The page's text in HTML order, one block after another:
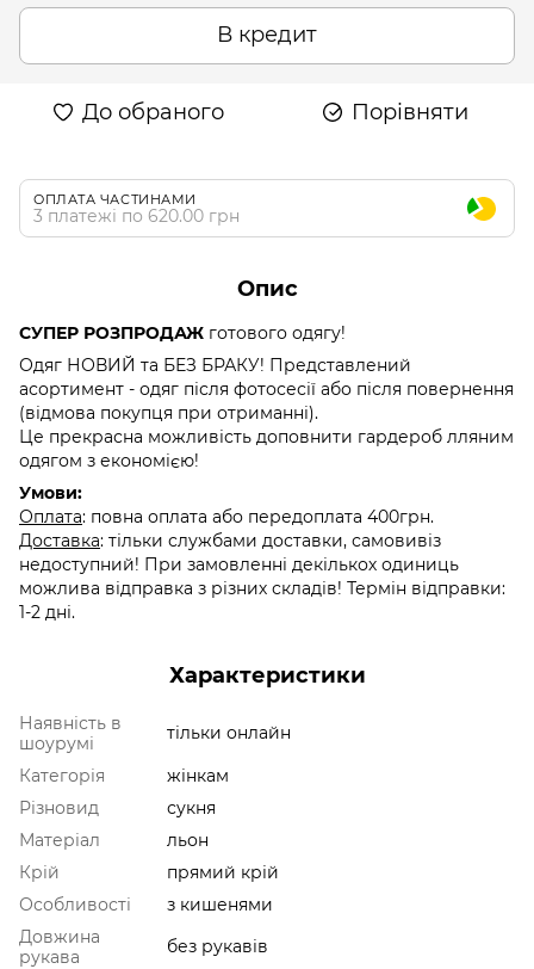
В кредит
До обраного Порівняти
ОПЛАТА ЧАСТИНАМИ
3 платежі по 620.00 грн
Опис
СУПЕР РОЗПРОДАЖ готового одягу!
Одяг НОВИЙ та БЕЗ БРАКУ! Представлений
асортимент - одяг після фотосесії або після повернення
(відмова покупця при отриманні).
Це прекрасна можливість доповнити гардероб лляним
одягом з економією!
Умови:
Оплата: повна оплата або передоплата 400грн.
Доставка: тільки службами доставки, самовивіз
недоступний! При замовленні декількох одиниць
можлива відправка з різних складів! Термін відправки:
1-2 дні.
Характеристики
Наявність в
шоурумі
тільки онлайн
Категорія
жінкам
Різновид
сукня
Матеріал
льон
Крій
прямий крій
Особливості
з кишенями
Довжина
рукава
без рукавів